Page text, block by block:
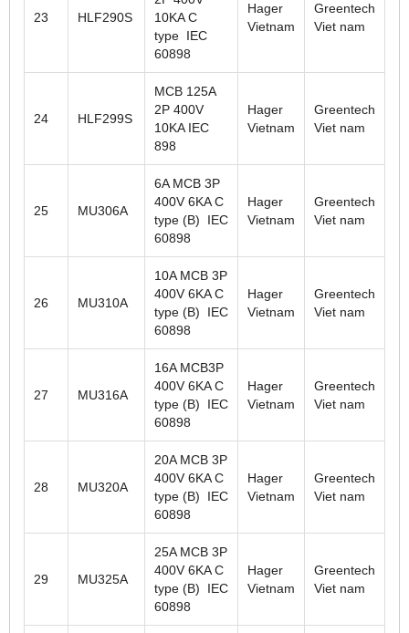
23 HLF290S
10KA C
type IEC
60898
Hager
Vietnam
Greentech
Viet nam
24 HLF299S
MCB 125A
2P 400V
10KA IEC
898
Hager
Vietnam
Greentech
Viet nam
25 MU306A
6A MCB 3P
400V 6KA C
type (B) IEC
60898
Hager
Vietnam
Greentech
Viet nam
26 MU310A
10A MCB 3P
400V 6KA C
type (B) IEC
60898
Hager
Vietnam
Greentech
Viet nam
27 MU316A
16A MCB3P
400V 6KA C
type (B) IEC
60898
Hager
Vietnam
Greentech
Viet nam
28 MU320A
20A MCB 3P
400V 6KA C
type (B) IEC
60898
Hager
Vietnam
Greentech
Viet nam
29 MU325A
25A MCB 3P
400V 6KA C
type (B) IEC
60898
Hager
Vietnam
Greentech
Viet nam